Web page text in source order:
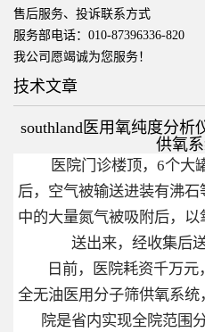
售后服务、投诉联系方式
服务部电话：010-87396336-820
我公司愿竭诚为您服务！
技术文章
southland医用氧纯度分析
供氧系
医院门诊楼顶，6个大
后，空气被输送进装有沸
中的大量氮气被吸附后，
送出来，经收集后
日前，医院耗资千万
全无油医用分子筛供氧系
院是省内实现全院范围